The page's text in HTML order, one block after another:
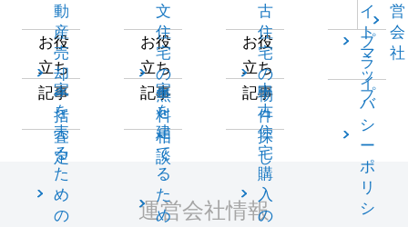
動
産
売
却
一
括
査
定
お役
立ち
記事
家
を
売
る
た
め
の
文
住
宅
の
無
料
相
談
お役
立ち
記事
家
を
建
て
る
た
め
古
住
宅
の
物
件
探
し
お役
立ち
記事
中
古
住
宅
購
入
の
イ
ト
マ
ッ
プ
営
会
社
プ
ラ
イ
バ
シ
ー
ポ
リ
シ
運営会社情報